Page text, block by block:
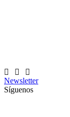
Newsletter
Síguenos